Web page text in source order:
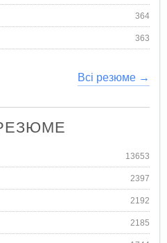
364
363
Всі резюме →
13653
2397
2192
2185